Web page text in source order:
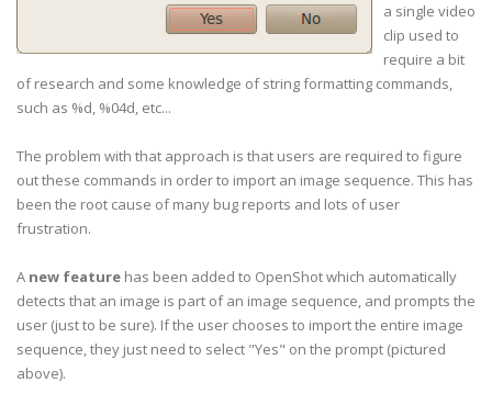
a single video
clip used to
require a bit
of research and some knowledge of string formatting commands,
such as %d, %04d, etc...
The problem with that approach is that users are required to figure
out these commands in order to import an image sequence. This has
been the root cause of many bug reports and lots of user
frustration.
A new feature has been added to OpenShot which automatically
detects that an image is part of an image sequence, and prompts the
user (just to be sure). If the user chooses to import the entire image
sequence, they just need to select "Yes" on the prompt (pictured
above).